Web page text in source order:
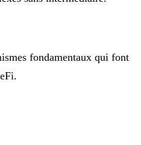
fondamentaux qui font